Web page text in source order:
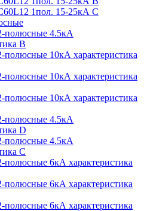
1пол. 15-25кА С
полюсные 4.5кА
В
полюсные 10кА характеристика
полюсные 10кА характеристика
полюсные 10кА характеристика
полюсные 4.5кА
D
полюсные 4.5кА
С
полюсные 6кА характеристика
полюсные 6кА характеристика
полюсные 6кА характеристика